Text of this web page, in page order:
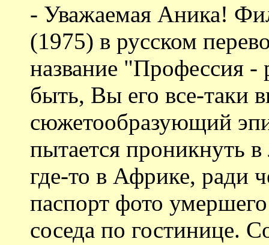
- Уважаемая Аника!
(1975) в русском
название "Профессия -
быть, Вы его все-таки
сюжетообразующий
пытается проникнуть в
где-то в Африке, ради
паспорт фото
соседа по гостинице.